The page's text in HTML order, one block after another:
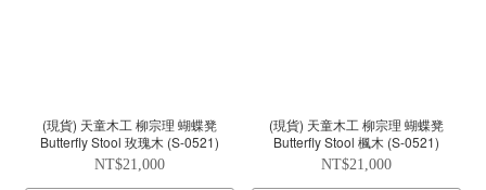
(現貨) 天童木工 柳宗理 蝴蝶凳
Butterfly Stool 玫瑰木 (S-0521)
NT$21,000
(現貨) 天童木工 柳宗理 蝴蝶凳
Butterfly Stool 楓木 (S-0521)
NT$21,000